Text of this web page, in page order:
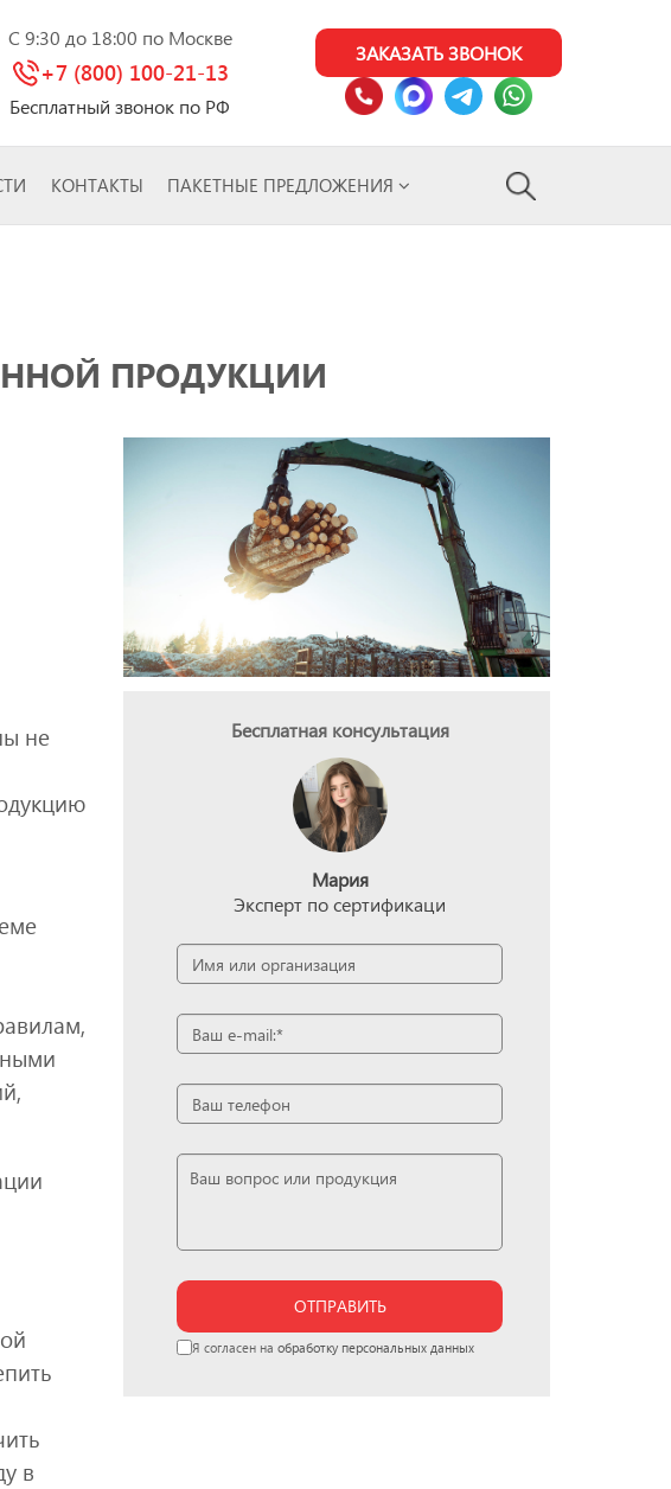
C 9:30 до 18:00 по Москве
+7 (800) 100-21-13
Бесплатный звонок по РФ
ЗАКАЗАТЬ ЗВОНОК
КОНТАКТЫ ПАКЕТНЫЕ ПРЕДЛОЖЕНИЯ
ПРОДУКЦИИ
не
в
Бесплатная консультация
Мария
Эксперт по сертификаци
ОТПРАВИТЬ
Я согласен на обработку персональных данных